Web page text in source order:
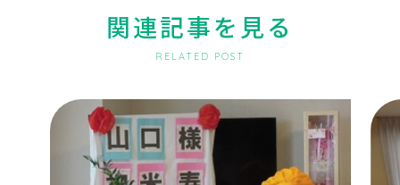
関連記事を見る
RELATED POST